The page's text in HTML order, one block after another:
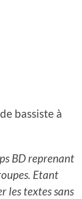
bassiste à
BD reprenant
Etant
les textes sans